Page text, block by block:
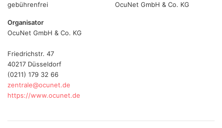
gebührenfrei
OcuNet GmbH & Co. KG
Organisator
OcuNet GmbH & Co. KG
Friedrichstr. 47
40217 Düsseldorf
(0211) 179 32 66
zentrale@ocunet.de
https://www.ocunet.de